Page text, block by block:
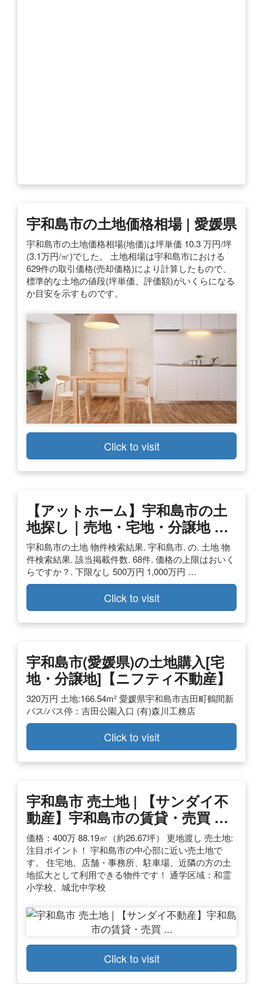
宇和島市の土地価格相場 | 愛媛県
宇和島市の土地価格相場(地価)は坪単価 10.3 万円/坪
(3.1万円/㎡)でした。 土地相場は宇和島市における
629件の取引価格(売却価格)により計算したもので、
標準的な土地の値段(坪単価、評価額)がいくらになる
か目安を示すものです。
Click to visit
【アットホーム】宇和島市の土
地探し｜売地・宅地・分譲地 …
宇和島市の土地 物件検索結果. 宇和島市. の. 土地 物
件検索結果. 該当掲載件数. 68件. 価格の上限はおいく
らですか？. 下限なし 500万円 1,000万円 …
Click to visit
宇和島市(愛媛県)の土地購入[宅
地・分譲地]【ニフティ不動産】
320万円 土地:166.54m² 愛媛県宇和島市吉田町鶴間新
バス/バス停：吉田公園入口 (有)森川工務店
Click to visit
宇和島市 売土地 | 【サンダイ不
動産】宇和島市の賃貸・売買 …
価格：400万 88.19㎡（約26.67坪） 更地渡し 売土地:
注目ポイント！ 宇和島市の中心部に近い売土地で
す。 住宅地、店舗・事務所、駐車場、近隣の方の土
地拡大として利用できる物件です！ 通学区域：和霊
小学校、城北中学校
Click to visit